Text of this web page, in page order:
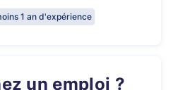
1 an d'expérience
un emploi ?